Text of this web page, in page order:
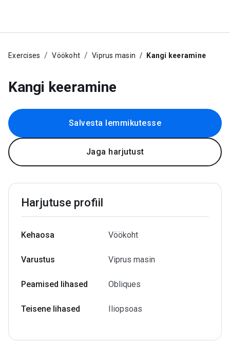
Exercises Vöökoht Viprus masin Kangi keeramine
Kangi keeramine
Salvesta lemmikutesse
Jaga harjutust
Harjutuse profiil
Kehaosa Vöökoht
Varustus Viprus masin
Peamised lihased Obliques
Teisene lihased Iliopsoas